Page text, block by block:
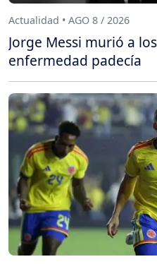
Actualidad • AGO 8 / 2026
Jorge Messi murió a
enfermedad padecía